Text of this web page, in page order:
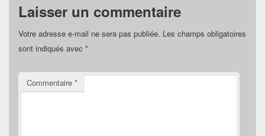
Laisser un commentaire
Votre adresse e-mail ne sera pas publiée. Les champs obligatoires
sont indiqués avec *
Commentaire *